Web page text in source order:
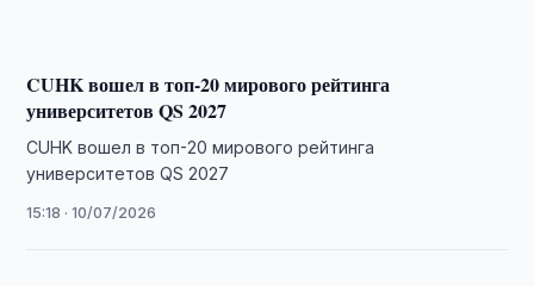
CUHK вошел в топ-20 мирового рейтинга
университетов QS 2027
CUHK вошел в топ-20 мирового рейтинга
университетов QS 2027
15:18 · 10/07/2026